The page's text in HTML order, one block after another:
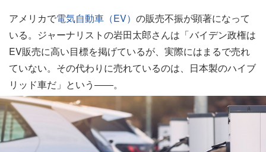
アメリカで電気自動車（EV） の販売不振が顕著になって
いる。ジャーナリストの岩田太郎さんは「バイデン政権は
EV販売に高い目標を掲げているが、実際にはまるで売れ
ていない。その代わりに売れているのは、日本製のハイブ
リッド車だ」という――。